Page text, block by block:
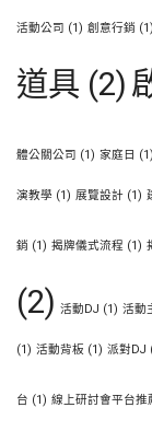
活動公司 (1) 創意行銷 (1)
道具 (2)
體公關公司 (1) 家庭日 (1)
演教學 (1) 展覽設計 (1)
銷 (1) 揭牌儀式流程 (1)
(2) 活動DJ (1) 活動
(1) 活動背板 (1) 派對DJ
台 (1) 線上研討會平台推